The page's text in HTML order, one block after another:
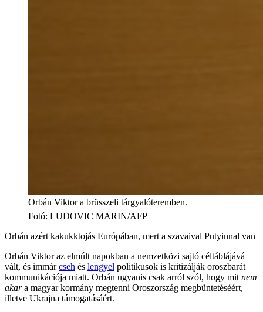
Orbán Viktor a brüsszeli tárgyalóteremben.
Fotó: LUDOVIC MARIN/AFP
Orbán azért kakukktojás Európában, mert a szavaival Putyinnal van
Orbán Viktor az elmúlt napokban a nemzetközi sajtó céltáblájává
vált, és immárcseh és lengyel politikusok is kritizálják oroszbarát
kommunikációja miatt. Orbán ugyanis csak arról szól, hogy mit nem
akara magyar kormány megtenni Oroszország megbüntetéséért,
illetve Ukrajna támogatásáért.